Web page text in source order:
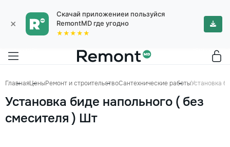
×
Скачай приложениеи пользуйся
RemontMD где угодно
★★★★★
ГлавнаяЦеныРемонт и строительствоСантехнические работыУстановка
Установка биде напольного ( без
смесителя ) Шт